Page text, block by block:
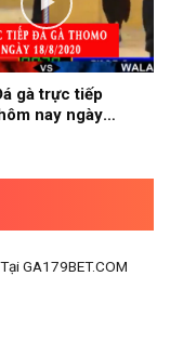
gà trực tiếp
nay ngày
GA179BET.COM